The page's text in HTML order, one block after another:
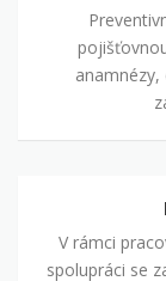
péčeV rámci
spolupráci se